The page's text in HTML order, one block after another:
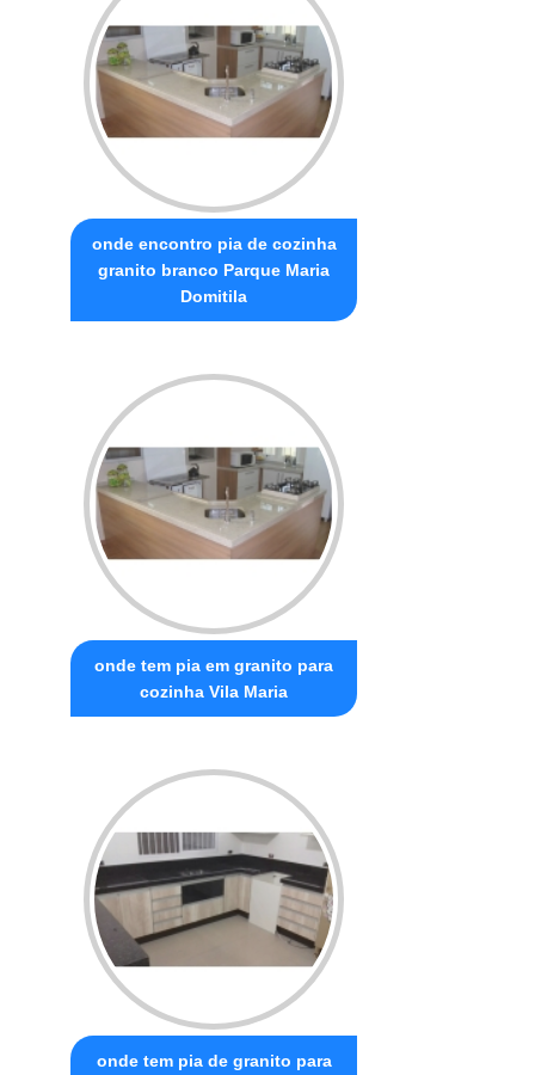
onde encontro pia de cozinha
granito branco Parque Maria
Domitila
onde tem pia em granito para
cozinha Vila Maria
onde tem pia de granito para